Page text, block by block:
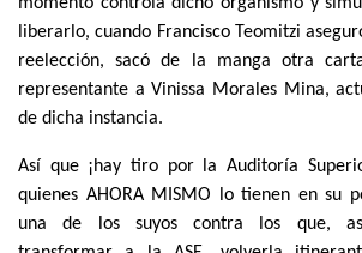
momento controla dicho organismo y
liberarlo, cuando Francisco Teomitzi
reelección, sacó de la manga otra
representante a Vinissa Morales Mina,
de dicha instancia.
Así que ¡hay tiro por la Auditoría
quienes AHORA MISMO lo tienen en su
una de los suyos contra los que,